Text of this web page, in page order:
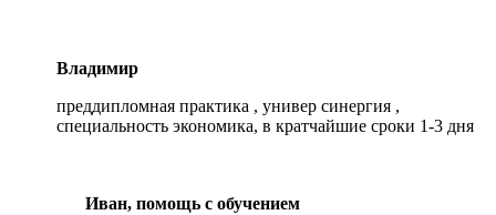
Владимир
преддипломная практика , универ синергия ,
специальность экономика, в кратчайшие сроки 1-3 дня
Иван, помощь с обучением